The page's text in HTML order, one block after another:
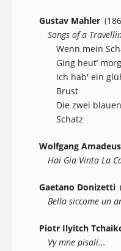
Gustav Mahler
Songs of a
Wenn mein
Ging heut’
Ich hab' ein
Brust
Die zwei
Schatz
Wolfgang
Hai Gia Vinta La
Gaetano Donizetti
Bella siccome un
Piotr Ilyitch
Vy mne pisali...